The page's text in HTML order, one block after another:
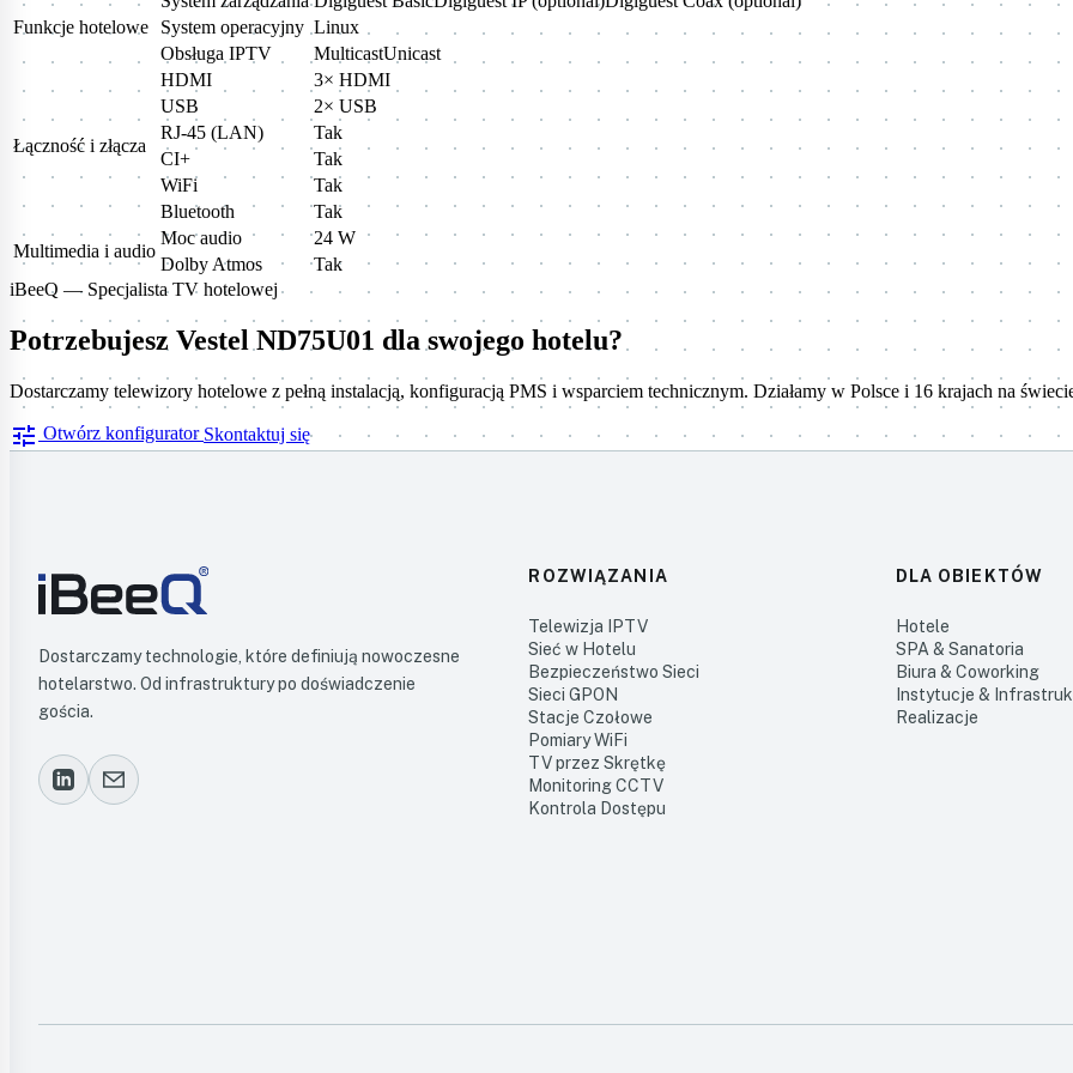
Funkcje hotelowe
System operacyjny Linux
Obsługa IPTV
MulticastUnicast
Łączność i złącza
HDMI
3× HDMI
USB
2× USB
RJ-45 (LAN)
Tak
CI+
Tak
WiFi
Tak
Bluetooth
Tak
Multimedia i audio
Moc audio
24 W
Dolby Atmos
Tak
iBeeQ — Specjalista TV hotelowej
Potrzebujesz Vestel ND75U01 dla swojego hotelu?
Dostarczamy telewizory hotelowe z pełną instalacją, konfiguracją PMS i wsparciem technicznym. Działamy w Polsce i 16 krajach na
tune Otwórz konfigurator Skontaktuj się
Dostarczamy technologie, które definiują nowoczesne
hotelarstwo. Od infrastruktury po doświadczenie
gościa.
ROZWIĄZANIA
Telewizja IPTV
Sieć w Hotelu
Bezpieczeństwo Sieci
Sieci GPON
Stacje Czołowe
Pomiary WiFi
TV przez Skrętkę
Monitoring CCTV
Kontrola Dostępu
DLA OBIEKTÓW
Hotele
SPA & Sanatoria
Biura & Coworking
Instytucje &
Realizacje